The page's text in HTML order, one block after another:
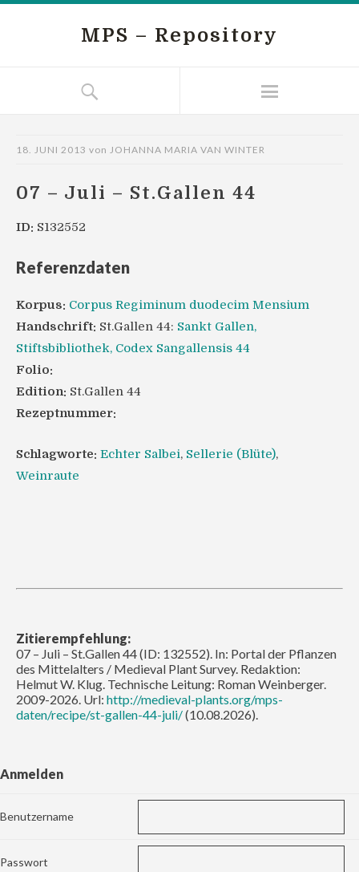
MPS – Repository
18. JUNI 2013 von JOHANNA MARIA VAN WINTER
07 – Juli – St.Gallen 44
ID: S132552
Referenzdaten
Korpus: Corpus Regiminum duodecim Mensium
Handschrift: St.Gallen 44: Sankt Gallen,
Stiftsbibliothek, Codex Sangallensis 44
Folio:
Edition: St.Gallen 44
Rezeptnummer:
Schlagworte: Echter Salbei, Sellerie (Blüte),
Weinraute
Zitierempfehlung:
07 – Juli – St.Gallen 44 (ID: 132552). In: Portal der Pflanzen
des Mittelalters / Medieval Plant Survey. Redaktion:
Helmut W. Klug. Technische Leitung: Roman Weinberger.
2009-2026. Url: http://medieval-plants.org/mps-
daten/recipe/st-gallen-44-juli/(10.08.2026).
Anmelden
Benutzername
Passwort